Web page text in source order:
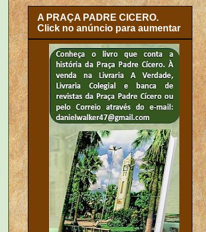
A PRAÇA PADRE CICERO.
Click no anúncio para aumentar